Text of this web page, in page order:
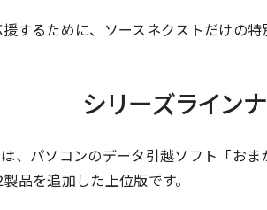
するために、ソースネクストだけの特
シリーズライン
、パソコンのデータ引越ソフト「おま
品を追加した上位版です。